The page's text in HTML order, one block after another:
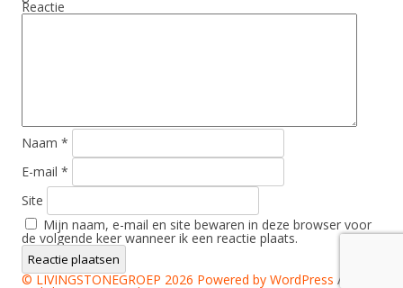
Reactie
Naam *
E-mail *
Site
Mijn naam, e-mail en site bewaren in deze browser voor
de volgende keer wanneer ik een reactie plaats.
© LIVINGSTONEGROEP 2026 Powered by WordPress /